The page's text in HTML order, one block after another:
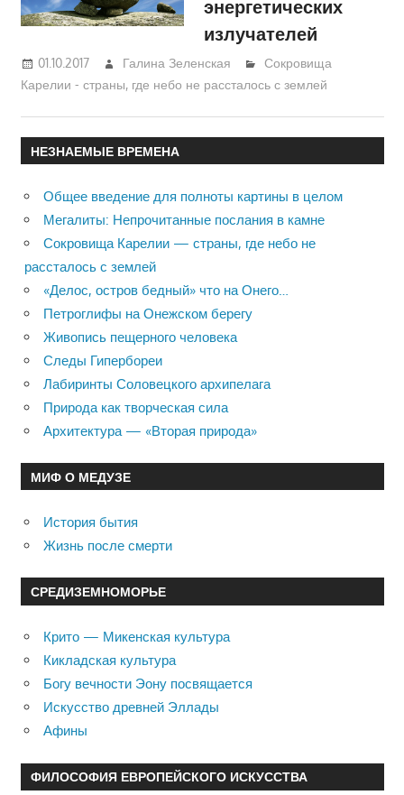
энергетических
излучателей
01.10.2017 Галина Зеленская
Сокровища
Карелии - страны, где небо не рассталось с землей
НЕЗНАЕМЫЕ ВРЕМЕНА
Общее введение для полноты картины в целом
Мегалиты: Непрочитанные послания в камне
Сокровища Карелии — страны, где небо не
рассталось с землей
«Делос, остров бедный» что на Онего…
Петроглифы на Онежском берегу
Живопись пещерного человека
Следы Гипербореи
Лабиринты Соловецкого архипелага
Природа как творческая сила
Архитектура — «Вторая природа»
МИФ О МЕДУЗЕ
История бытия
Жизнь после смерти
СРЕДИЗЕМНОМОРЬЕ
Крито — Микенская культура
Кикладская культура
Богу вечности Эону посвящается
Искусство древней Эллады
Афины
ФИЛОСОФИЯ ЕВРОПЕЙСКОГО ИСКУССТВА